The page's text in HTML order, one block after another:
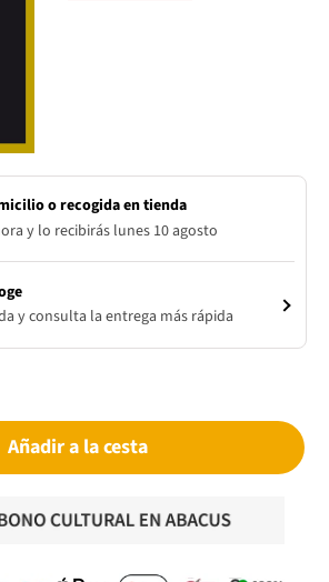
o recogida en tienda
y lo recibirás lunes 10 agosto
y consulta la entrega más rápida
Añadir a la cesta